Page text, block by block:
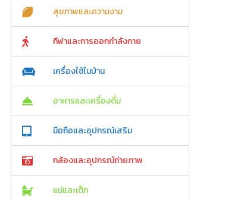
สุขภาพและความงาม
กีฬาและการออกกำลังกาย
เครื่องใช้ในบ้าน
อาหารและเครื่องดื่ม
มือถือและอุปกรณ์เสริม
กล้องและอุปกรณ์ถ่ายภาพ
แม่และเด็ก